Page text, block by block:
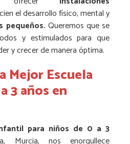
el desarrollo físico, mental y
pequeños. Queremos que se
y estimulados para que
y crecer de manera óptima.
Mejor Escuela
3 años en
para niños de 0 a 3
Murcia, nos enorgullece